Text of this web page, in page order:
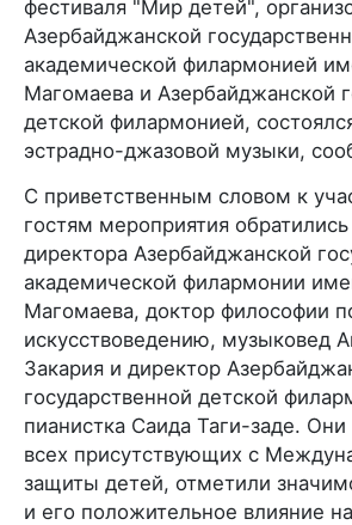
фестиваля "Мир детей",
Азербайджанской
академической филармонией
Магомаева и Азербайджанской
детской филармонией,
эстрадно-джазовой музыки,
С приветственным словом к
гостям мероприятия
директора Азербайджанской
академической филармонии
Магомаева, доктор философии
искусствоведению, музыковед
Закария и директор
государственной детской
пианистка Саида Таги-заде. Они
всех присутствующих с
защиты детей, отметили
и его положительное влияние